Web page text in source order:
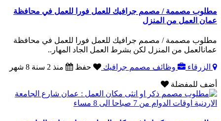
مطلوب مصممة / مصمم جرافيك للعمل فورا للعمل في محافظة
عمان العمل من المنزل
مطلوب مصممة / مصمم جرافيك للعمل فورا للعمل في محافظة
عمانالعمل من المنزل لكن بشرط العمل الجاد المهار..
الزرقاء وظائف مصمم جرافيك حفظ منذ 2 سنة 8 شهر
أضف للمفضلة